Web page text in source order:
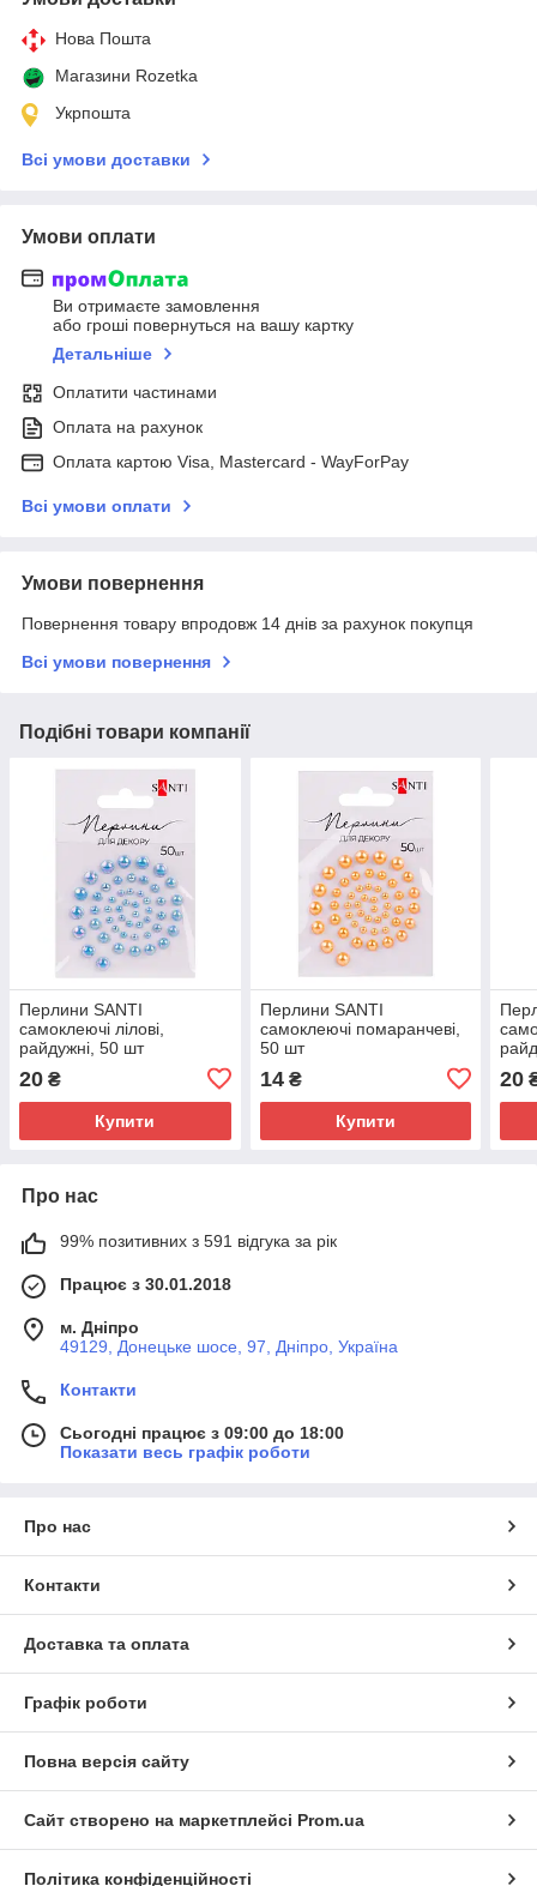
Нова Пошта
Магазини Rozetka
Укрпошта
Всі умови доставки
Умови оплати
Ви отримаєте замовлення
або гроші повернуться на вашу картку
Детальніше
Оплатити частинами
Оплата на рахунок
Оплата картою Visa, Mastercard - WayForPay
Всі умови оплати
Умови повернення
Повернення товару впродовж 14 днів за рахунок покупця
Всі умови повернення
Подібні товари компанії
Перлини SANTI
самоклеючі лілові,
райдужні, 50 шт
20 ₴
Купити
Перлини SANTI
самоклеючі помаранчеві,
50 шт
14₴
Купити
20
Про нас
99% позитивних з 591 відгука за рік
Працює з 30.01.2018
м. Дніпро
49129, Донецьке шосе, 97, Дніпро, Україна
Контакти
Сьогодні працює з 09:00 до 18:00
Показати весь графік роботи
Про нас
Контакти
Доставка та оплата
Графік роботи
Повна версія сайту
Сайт створено на маркетплейсі Prom.ua
Політика конфіденційності